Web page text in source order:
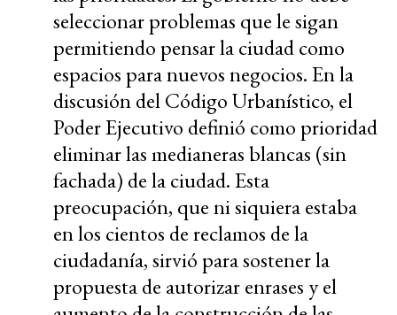
seleccionar problemas que le sigan
permitiendo pensar la ciudad como
espacios para nuevos negocios. En la
discusión del Código Urbanístico, el
Poder Ejecutivo definió como prioridad
eliminar las medianeras blancas (sin
fachada) de la ciudad. Esta
preocupación, que ni siquiera estaba
en los cientos de reclamos de la
ciudadanía, sirvió para sostener la
propuesta de autorizar enrases y el